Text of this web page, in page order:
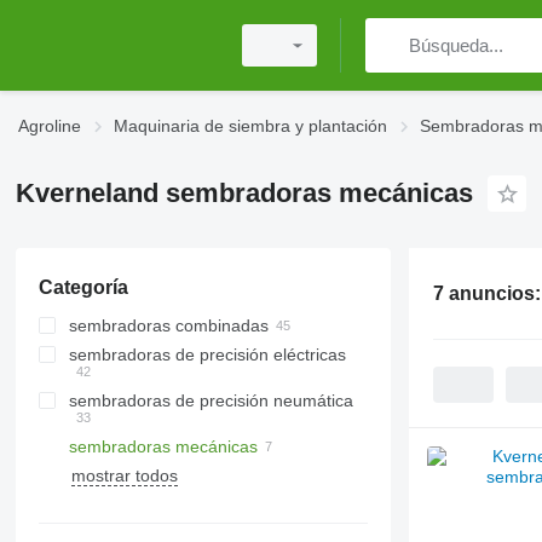
Agroline Maquinaria de siembra y plantación Sembradoras
Kverneland sembradoras mecánicas
Categoría
sembradoras combinadas
sembradoras de precisión eléctricas
sembradoras de precisión neumática
sembradoras mecánicas
mostrar todos
7 anuncios: